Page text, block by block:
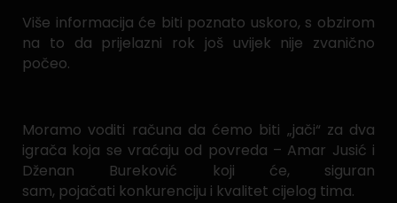
Više informacija će biti poznato uskoro, s obzirom
na to da prijelazni rok još uvijek nije zvanično
počeo.
Moramo voditi računa da ćemo biti „jači“ za dva
igrača koja se vraćaju od povreda – Amar Jusić i
Dženan Bureković koji će, siguran
sam, pojačati konkurenciju i kvalitet cijelog tima.